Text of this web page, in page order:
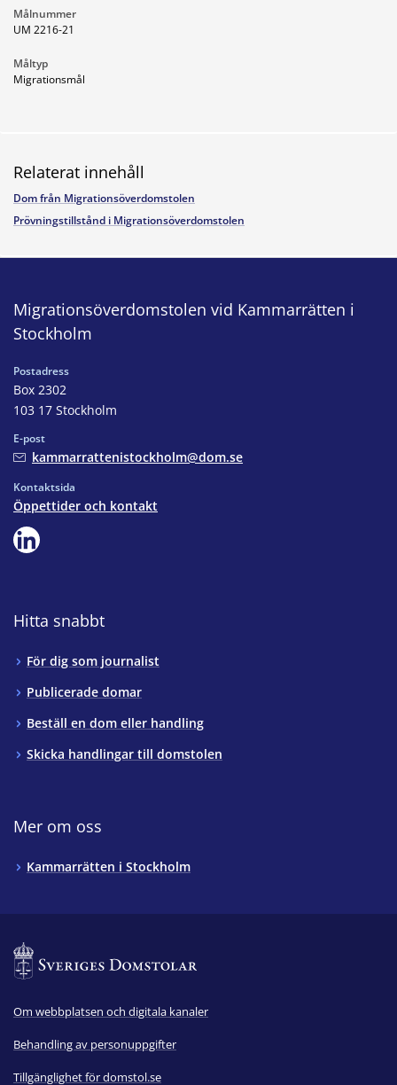
Målnummer
UM 2216-21
Måltyp
Migrationsmål
Relaterat innehåll
Dom från Migrationsöverdomstolen
Prövningstillstånd i Migrationsöverdomstolen
Migrationsöverdomstolen vid Kammarrätten i
Stockholm
Postadress
Box 2302
103 17 Stockholm
E-post
kammarrattenistockholm@dom.se
Kontaktsida
Öppettider och kontakt
Hitta snabbt
För dig som journalist
Publicerade domar
Beställ en dom eller handling
Skicka handlingar till domstolen
Mer om oss
Kammarrätten i Stockholm
Om webbplatsen och digitala kanaler
Behandling av personuppgifter
Tillgänglighet för domstol.se